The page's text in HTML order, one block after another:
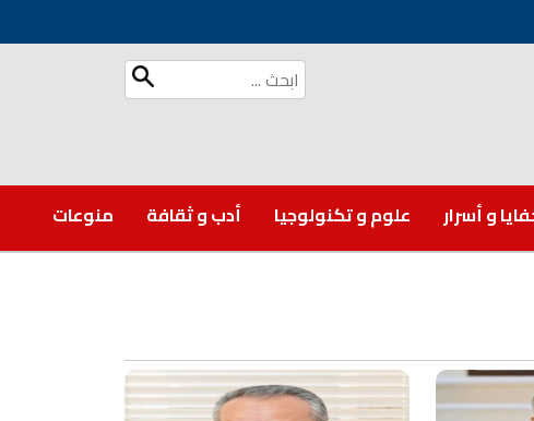
و أسرار علوم و تكنولوجيا أدب و ثقافة منوعات